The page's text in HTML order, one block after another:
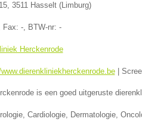
, 3511 Hasselt(Limburg)
Fax: -, BTW-nr: -
Herckenrode
|
is een goed uitgeruste
Cardiologie, Dermatologie,